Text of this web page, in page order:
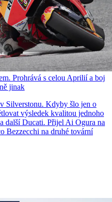
Prohrává s celou Aprilií a boj
jinak
Silverstonu. Kdyby šlo jen o
výsledek kvalitou jednoho
další Ducati. Přijel Ai Ogura na
Bezzecchi na druhé tovární